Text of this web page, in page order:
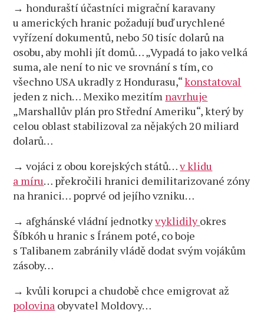
→ honduraští účastníci migrační karavany
u amerických hranic požadují buď urychlené
vyřízení dokumentů, nebo 50 tisíc dolarů na
osobu, aby mohli jít domů… „Vypadá to jako velká
suma, ale není to nic ve srovnání s tím, co
všechno USA ukradly z Hondurasu,“konstatoval
jeden z nich… Mexiko mezitím navrhuje
„Marshallův plán pro Střední Ameriku“, který by
celou oblast stabilizoval za nějakých 20 miliard
dolarů…
→ vojáci z obou korejských států…v klidu
a míru… překročili hranici demilitarizované zóny
na hranici… poprvé od jejího vzniku…
→ afghánské vládní jednotkyvyklidilyokres
Šíbkóh u hranic s Íránem poté, co boje
s Talibanem zabránily vládě dodat svým vojákům
zásoby…
→ kvůli korupci a chudobě chce emigrovat až
polovina obyvatel Moldovy…